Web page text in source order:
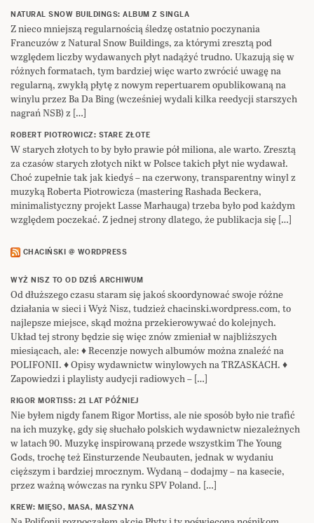
NATURAL SNOW BUILDINGS: ALBUM Z SINGLA
Z nieco mniejszą regularnością śledzę ostatnio poczynania
Francuzów z Natural Snow Buildings, za którymi zresztą pod
względem liczby wydawanych płyt nadążyć trudno. Ukazują się w
różnych formatach, tym bardziej więc warto zwrócić uwagę na
regularną, zwykłą płytę z nowym repertuarem opublikowaną na
winylu przez Ba Da Bing (wcześniej wydali kilka reedycji starszych
nagrań NSB) z […]
ROBERT PIOTROWICZ: STARE ZŁOTE
W starych złotych to by było prawie pół miliona, ale warto. Zresztą
za czasów starych złotych nikt w Polsce takich płyt nie wydawał.
Choć zupełnie tak jak kiedyś – na czerwony, transparentny winyl z
muzyką Roberta Piotrowicza (mastering Rashada Beckera,
minimalistyczny projekt Lasse Marhauga) trzeba było pod każdym
względem poczekać. Z jednej strony dlatego, że publikacja się […]
CHACIŃSKI @ WORDPRESS
WYŻ NISZ TO OD DZIŚ ARCHIWUM
Od dłuższego czasu staram się jakoś skoordynować swoje różne
działania w sieci i Wyż Nisz, tudzież chacinski.wordpress.com, to
najlepsze miejsce, skąd można przekierowywać do kolejnych.
Układ tej strony będzie się więc znów zmieniał w najbliższych
miesiącach, ale: ♦ Recenzje nowych albumów można znaleźć na
POLIFONII. ♦ Opisy wydawnictw winylowych na TRZASKACH. ♦
Zapowiedzi i playlisty audycji radiowych – […]
RIGOR MORTISS: 21 LAT PÓŹNIEJ
Nie byłem nigdy fanem Rigor Mortiss, ale nie sposób było nie trafić
na ich muzykę, gdy się słuchało polskich wydawnictw niezależnych
w latach 90. Muzykę inspirowaną przede wszystkim The Young
Gods, trochę też Einsturzende Neubauten, jednak w wydaniu
cięższym i bardziej mrocznym. Wydaną – dodajmy – na kasecie,
przez ważną wówczas na rynku SPV Poland. […]
KREW: MIĘSO, MASA, MASZYNA